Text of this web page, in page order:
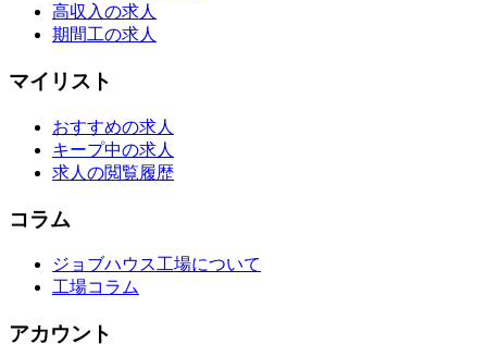
高収入の求人
期間工の求人
マイリスト
おすすめの求人
キープ中の求人
求人の閲覧履歴
コラム
ジョブハウス工場について
工場コラム
アカウント